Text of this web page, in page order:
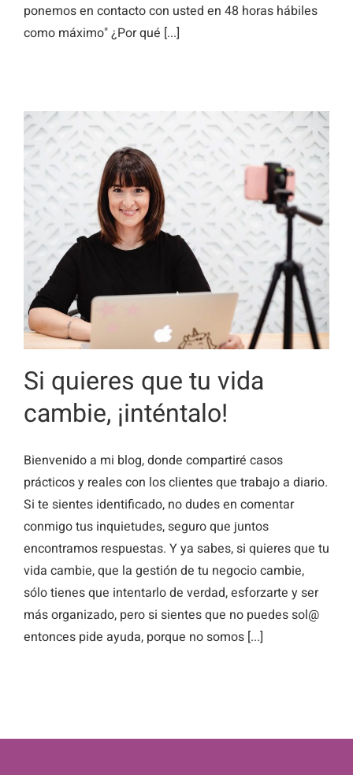
ponemos en contacto con usted en 48 horas hábiles
como máximo" ¿Por qué [...]
Si quieres que tu vida
cambie, ¡inténtalo!
Bienvenido a mi blog, donde compartiré casos
prácticos y reales con los clientes que trabajo a diario.
Si te sientes identificado, no dudes en comentar
conmigo tus inquietudes, seguro que juntos
encontramos respuestas. Y ya sabes, si quieres que tu
vida cambie, que la gestión de tu negocio cambie,
sólo tienes que intentarlo de verdad, esforzarte y ser
más organizado, pero si sientes que no puedes sol@
entonces pide ayuda, porque no somos [...]